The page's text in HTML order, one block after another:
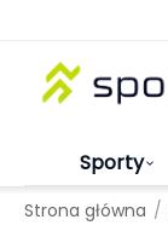
Sporty
Strona główna /